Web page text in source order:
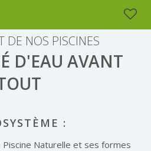
DE NOS PISCINES
D'EAU AVANT
:
Naturelle et ses formes